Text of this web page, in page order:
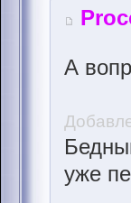
А
уже